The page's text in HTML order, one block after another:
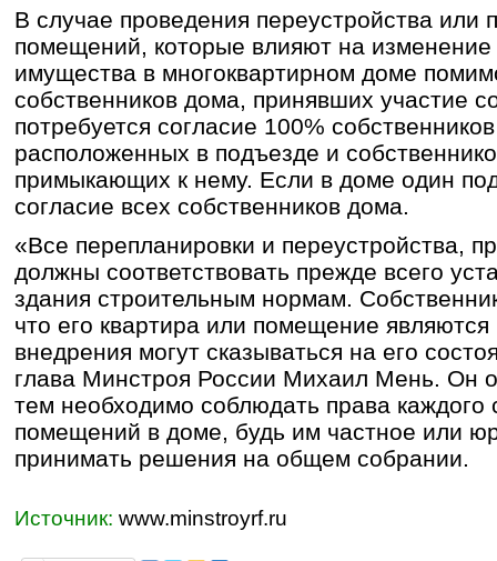
В случае проведения переустройства или
помещений, которые влияют на
имущества в многоквартирном доме
собственников дома, принявших участие
потребуется согласие 100%
расположенных в подъезде и
примыкающих к нему. Если в доме один
согласие всех собственников дома.
«Все перепланировки и переустройства,
должны соответствовать прежде всего
здания строительным нормам.
что его квартира или помещение
внедрения могут сказываться на его
глава Минстроя России Михаил Мень. Он
тем необходимо соблюдать права каждого
помещений в доме, будь им частное или
принимать решения на общем собрании.
Источник: www.minstroyrf.ru